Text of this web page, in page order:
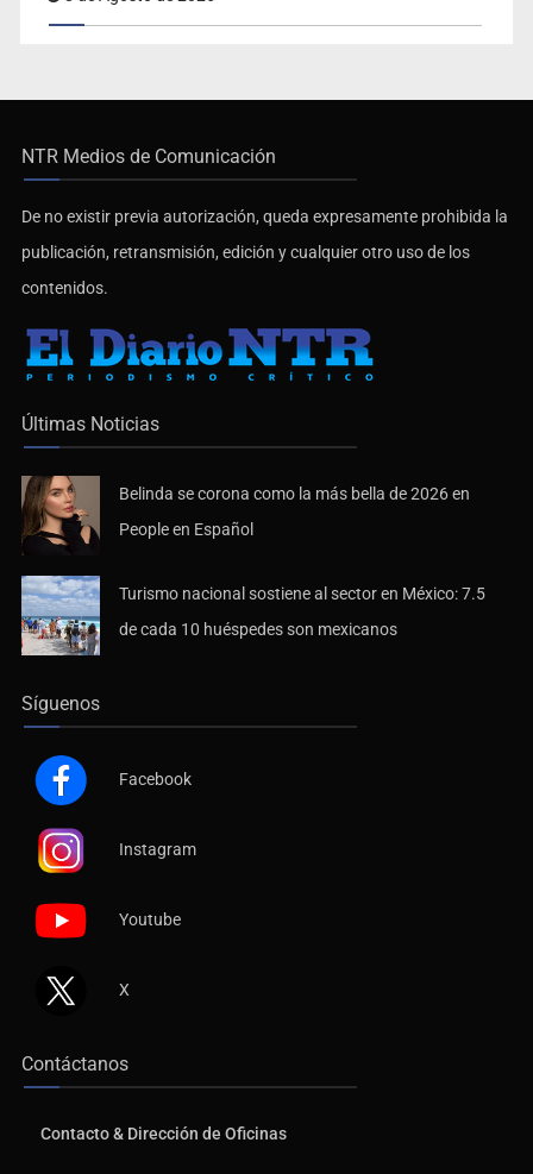
NTR Medios de Comunicación
De no existir previa autorización, queda expresamente prohibida la
publicación, retransmisión, edición y cualquier otro uso de los
contenidos.
Últimas Noticias
Belinda se corona como la más bella de 2026 en
People en Español
Turismo nacional sostiene al sector en México: 7.5
de cada 10 huéspedes son mexicanos
Síguenos
Facebook
Instagram
Youtube
X
Contáctanos
Contacto & Dirección de Oficinas